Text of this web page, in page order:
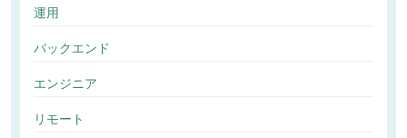
運用
バックエンド
エンジニア
リモート